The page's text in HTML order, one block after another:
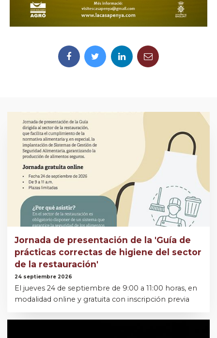
Jornada de presentación de la 'Guía de
prácticas correctas de higiene del sector
de la restauración'
24 septiembre 2026
El jueves 24 de septiembre de 9:00 a 11:00 horas, en
modalidad online y gratuita con inscripción previa